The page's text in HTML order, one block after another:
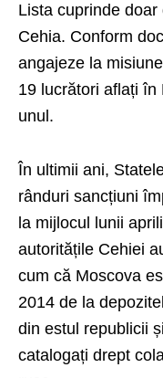
Lista cuprinde
Cehia. Conform
angajeze la
19 lucrători aflați în
unul.
În ultimii ani,
rânduri sancțiuni
la mijlocul lunii
autoritățile Cehiei
cum că Moscova
2014 de la
din estul republicii
catalogați drept